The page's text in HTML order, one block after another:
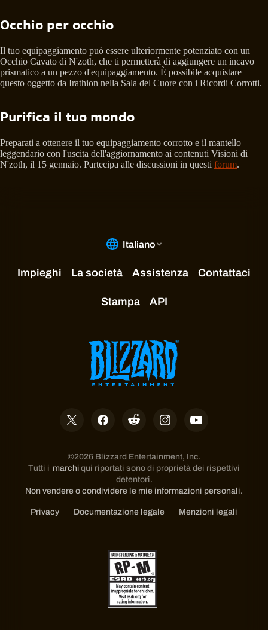
Occhio per occhio
Il tuo equipaggiamento può essere ulteriormente potenziato con un
Occhio Cavato di N'zoth, che ti permetterà di aggiungere un incavo
prismatico a un pezzo d'equipaggiamento. È possibile acquistare
questo oggetto da Irathion nella Sala del Cuore con i Ricordi Corrotti.
Purifica il tuo mondo
Preparati a ottenere il tuo equipaggiamento corrotto e il mantello
leggendario con l'uscita dell'aggiornamento ai contenuti Visioni di
N'zoth, il 15 gennaio. Partecipa alle discussioni in questi forum.